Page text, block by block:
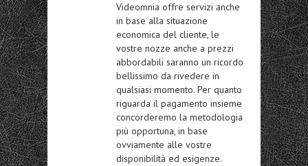
Videomnia offre servizi anche
in base alla situazione
economica del cliente, le
vostre nozze anche a prezzi
abbordabili saranno un ricordo
bellissimo da rivedere in
qualsiasi momento. Per quanto
riguarda il pagamento insieme
concorderemo la metodologia
più opportuna, in base
ovviamente alle vostre
disponibilità ed esigenze.